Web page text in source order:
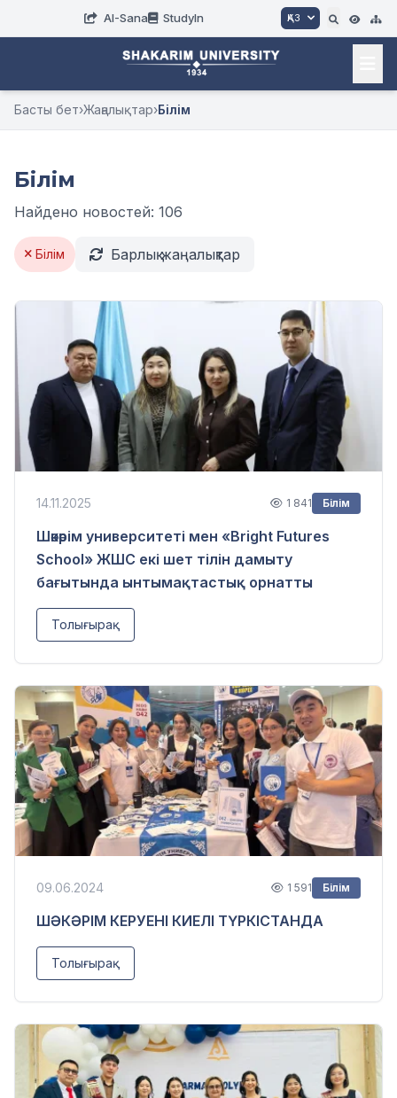
AI-Sana StudyIn ҚАЗ
Басты бет›Жаңалықтар›Білім
Білім
Найдено новостей: 106
Білім Барлық жаңалықтар
14.11.2025 1 841 Білім
Шәкәрім университеті мен «Bright Futures
School» ЖШС екі шет тілін дамыту
бағытында ынтымақтастық орнатты
Толығырақ
09.06.2024 1 591 Білім
ШӘКӘРІМ КЕРУЕНІ КИЕЛІ ТҮРКІСТАНДА
Толығырақ